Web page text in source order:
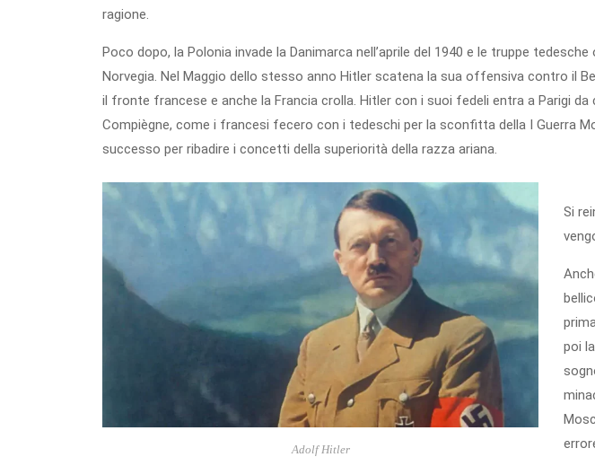
ragione.
Poco dopo, la Polonia invade la Danimarca nell’aprile del 1940 e le truppe
Norvegia. Nel Maggio dello stesso anno Hitler scatena la sua offensiva contro il
il fronte francese e anche la Francia crolla. Hitler con i suoi fedeli entra a Parigi
Compiègne, come i francesi fecero con i tedeschi per la sconfitta della I Guerra
successo per ribadire i concetti della superiorità della razza ariana.
Adolf Hitler
Si
poi